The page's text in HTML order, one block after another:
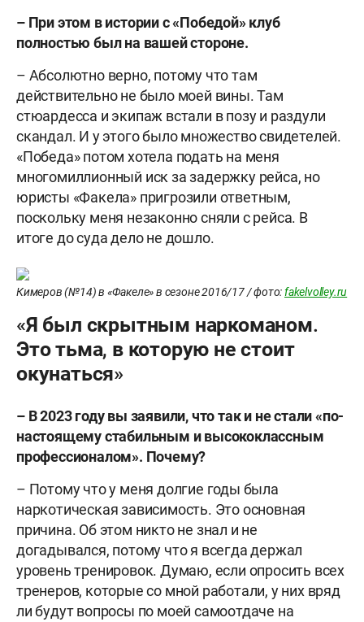
– При этом в истории с «Победой» клуб
полностью был на вашей стороне.
– Абсолютно верно, потому что там
действительно не было моей вины. Там
стюардесса и экипаж встали в позу и раздули
скандал. И у этого было множество свидетелей.
«Победа» потом хотела подать на меня
многомиллионный иск за задержку рейса, но
юристы «Факела» пригрозили ответным,
поскольку меня незаконно сняли с рейса. В
итоге до суда дело не дошло.
Кимеров (№14) в «Факеле» в сезоне 2016/17 / фото:fakelvolley.ru
«Я был скрытным наркоманом.
Это тьма, в которую не стоит
окунаться»
– В 2023 году вы заявили, что так и не стали «по-
настоящему стабильным и высококлассным
профессионалом». Почему?
– Потому что у меня долгие годы была
наркотическая зависимость. Это основная
причина. Об этом никто не знал и не
догадывался, потому что я всегда держал
уровень тренировок. Думаю, если опросить всех
тренеров, которые со мной работали, у них вряд
ли будут вопросы по моей самоотдаче на